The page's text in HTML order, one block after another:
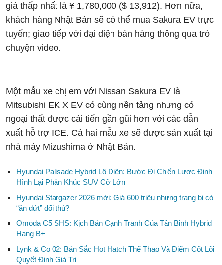
giá thấp nhất là ¥ 1,780,000 ($ 13,912). Hơn nữa,
khách hàng Nhật Bản sẽ có thể mua Sakura EV trực
tuyến; giao tiếp với đại diện bán hàng thông qua trò
chuyện video.
Một mẫu xe chị em với Nissan Sakura EV là
Mitsubishi EK X EV có cùng nền tảng nhưng có
ngoại thất được cải tiến gần gũi hơn với các dẫn
xuất hỗ trợ ICE. Cả hai mẫu xe sẽ được sản xuất tại
nhà máy Mizushima ở Nhật Bản.
Hyundai Palisade Hybrid Lộ Diện: Bước Đi Chiến Lược Định
Hình Lại Phân Khúc SUV Cỡ Lớn
Hyundai Stargazer 2026 mới: Giá 600 triệu nhưng trang bị có
“ăn đứt” đối thủ?
Omoda C5 SHS: Kịch Bản Cạnh Tranh Của Tân Binh Hybrid
Hạng B+
Lynk & Co 02: Bản Sắc Hot Hatch Thể Thao Và Điểm Cốt Lõi
Quyết Định Giá Trị